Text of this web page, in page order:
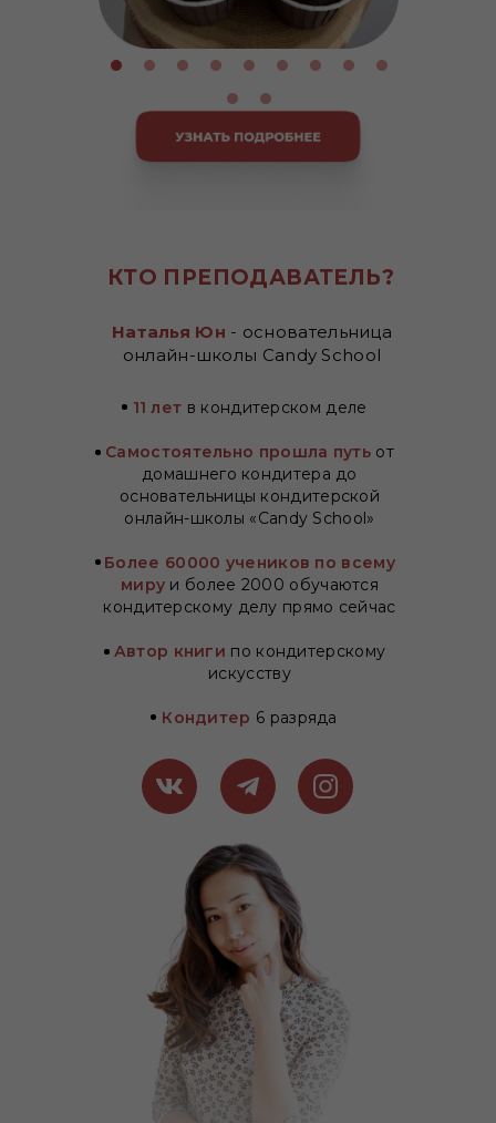
КТО ПРЕПОДАВАТЕЛЬ?
Наталья Юн - основательница
онлайн-школы Candy School
11 лет в кондитерском деле
Самостоятельно прошла путьот
домашнего кондитера до
основательницы кондитерской
онлайн-школы «Candy School»
Более 60000 учеников по всему
миру и более 2000 обучаются
кондитерскому делу прямо сейчас
Автор книги по кондитерскому
искусству
Кондитер 6 разряда